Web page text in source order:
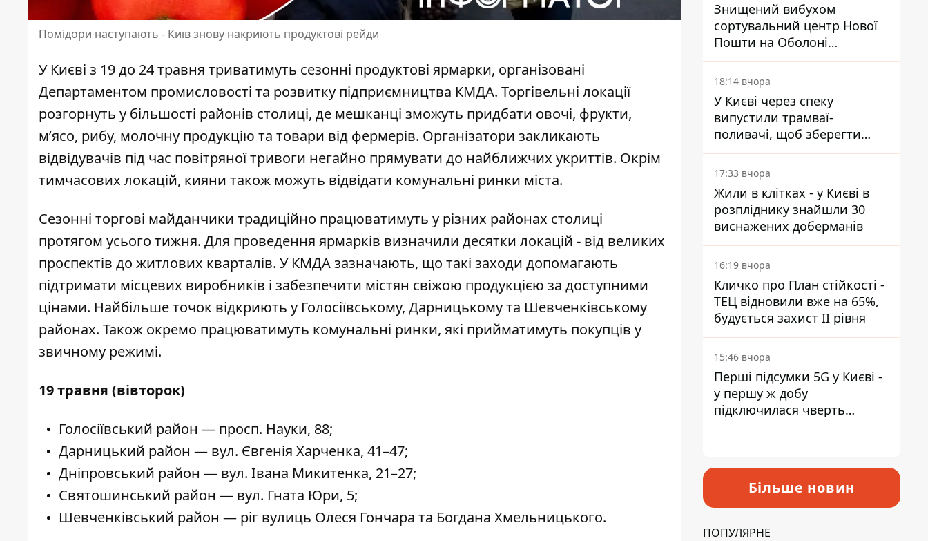
Помідори наступають - Київ знову накриють продуктові рейди
У Києві з 19 до 24 травня триватимуть сезонні продуктові ярмарки, організовані
Департаментом промисловості та розвитку підприємництва КМДА. Торгівельні локації
розгорнуть у більшості районів столиці, де мешканці зможуть придбати овочі, фрукти,
м’ясо, рибу, молочну продукцію та товари від фермерів. Організатори закликають
відвідувачів під час повітряної тривоги негайно прямувати до найближчих укриттів. Окрім
тимчасових локацій, кияни також можуть відвідати комунальні ринки міста.
Сезонні торгові майданчики традиційно працюватимуть у різних районах столиці
протягом усього тижня. Для проведення ярмарків визначили десятки локацій - від великих
проспектів до житлових кварталів. У КМДА зазначають, що такі заходи допомагають
підтримати місцевих виробників і забезпечити містян свіжою продукцією за доступними
цінами. Найбільше точок відкриють у Голосіївському, Дарницькому та Шевченківському
районах. Також окремо працюватимуть комунальні ринки, які прийматимуть покупців у
звичному режимі.
19 травня (вівторок)
Голосіївський район — просп. Науки, 88;
Дарницький район — вул. Євгенія Харченка, 41–47;
Дніпровський район — вул. Івана Микитенка, 21–27;
Святошинський район — вул. Гната Юри, 5;
Шевченківський район — ріг вулиць Олеся Гончара та Богдана Хмельницького.
Знищений вибухом
сортувальний центр Нової
Пошти на Оболоні
запрацював - видають
посилки
18:14 вчора
У Києві через спеку
випустили трамваї-
поливачі, щоб зберегти
рейки від деформації
17:33 вчора
Жили в клітках - у Києві в
розпліднику знайшли 30
виснажених доберманів
16:19 вчора
Кличко про План стійкості -
ТЕЦ відновили вже на 65%,
будується захист ІІ рівня
15:46 вчора
Перші підсумки 5G у Києві -
у першу ж добу
підключилася чверть
Більше новин
ПОПУЛЯРНЕ